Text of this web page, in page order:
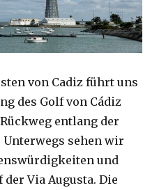
von Cadiz führt uns
des Golf von Cádiz
entlang der
Unterwegs sehen wir
und
Via Augusta. Die